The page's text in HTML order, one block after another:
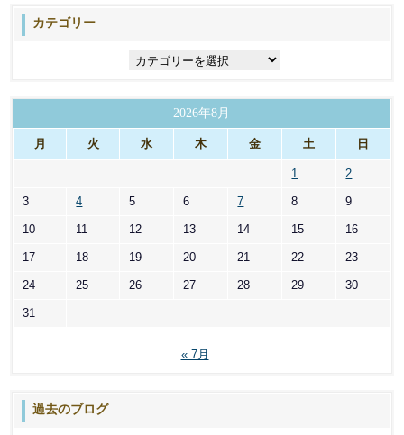
カテゴリー
ー
2026年8月
月 火 水 木 金 土 日
1 2
3 4 5 6 7 8 9
10 11 12 13 14 15 16
17 18 19 20 21 22 23
24 25 26 27 28 29 30
31
« 7月
過去のブログ